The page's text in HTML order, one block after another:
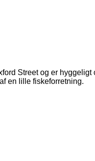
Street og er hyggeligt
en lille fiskeforretning.